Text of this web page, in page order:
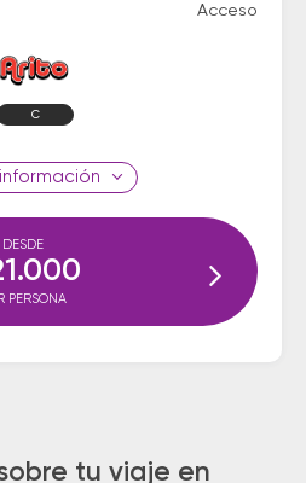
Acceso
C
información
DESDE
PERSONA
tu viaje en